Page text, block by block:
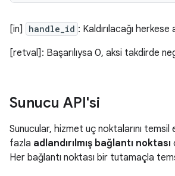
[in] handle_id : Kaldırılacağı herkese
[retval]: Başarılıysa 0, aksi takdirde
Sunucu API'si
Sunucular, hizmet uç noktalarını
fazla adlandırılmış bağlantı noktası
Her bağlantı noktası bir tutamaçla